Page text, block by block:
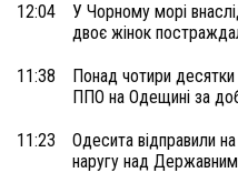
12:04
У Чорному морі
двоє жінок
11:38
Понад чотири
ППО на Одещині за
11:23
Одесита відправили
наругу над